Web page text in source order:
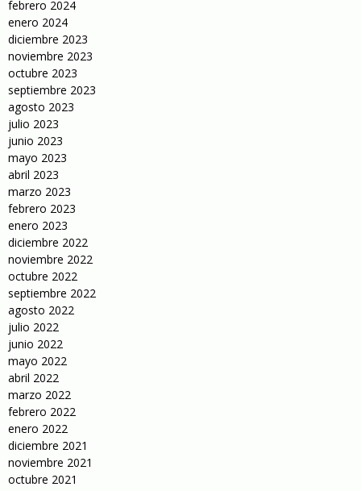
febrero 2024
enero 2024
diciembre 2023
noviembre 2023
octubre 2023
septiembre 2023
agosto 2023
julio 2023
junio 2023
mayo 2023
abril 2023
marzo 2023
febrero 2023
enero 2023
diciembre 2022
noviembre 2022
octubre 2022
septiembre 2022
agosto 2022
julio 2022
junio 2022
mayo 2022
abril 2022
marzo 2022
febrero 2022
enero 2022
diciembre 2021
noviembre 2021
octubre 2021